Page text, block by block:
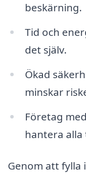
beskärning.
Tid och
det själv.
Ökad
minskar
Företag
hantera alla
Genom att